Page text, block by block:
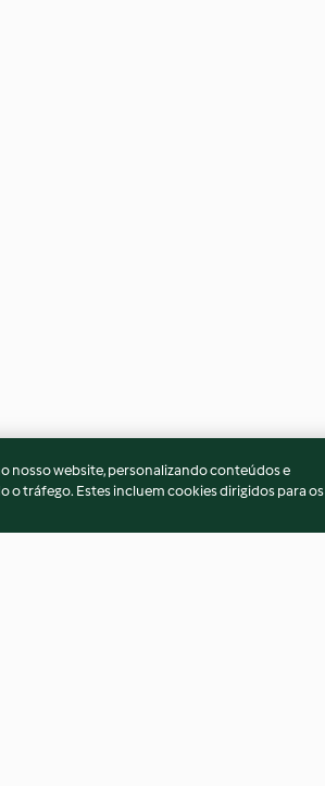
nosso website, personalizando conteúdos e
o tráfego. Estes incluem cookies dirigidos para os